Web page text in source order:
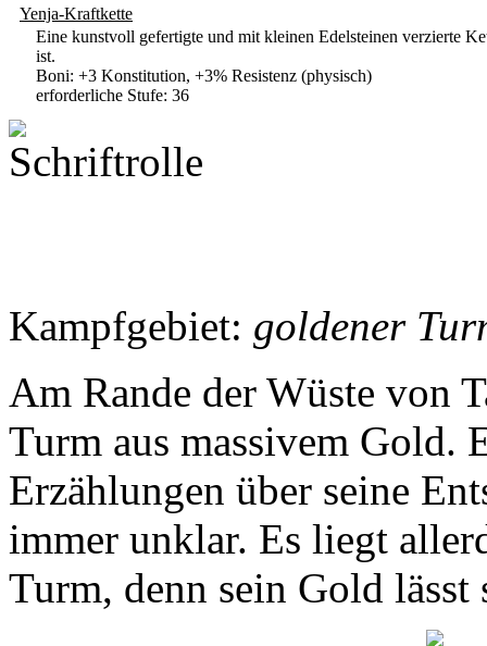
Yenja-Kraftkette
Eine kunstvoll gefertigte und mit kleinen Edelsteinen verzierte
ist.
Boni: +3 Konstitution, +3% Resistenz (physisch)
erforderliche Stufe: 36
Kampfgebiet: goldener
Am Rande der Wüste von
Turm aus massivem Gold.
Erzählungen über seine
immer unklar. Es liegt
Turm, denn sein Gold lässt